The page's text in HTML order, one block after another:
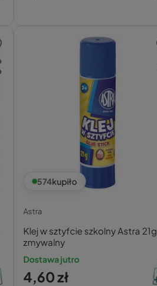
574kupiło
Astra
Klej w sztyfcie szkolny Astra 21g
zmywalny
Dostawa jutro
4,60 zł